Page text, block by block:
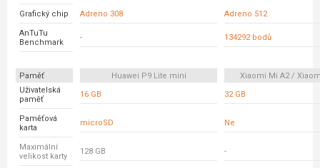
Grafický chip Adreno 308 Adreno 512
AnTuTu
Benchmark
- 134292 bodů
Paměť Huawei P9 Lite mini
Xiaomi Mi A2 /
Uživatelská
paměť
16 GB 32 GB
Paměťová
karta
microSD Ne
Maximální
velikost karty
128 GB -